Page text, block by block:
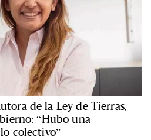
de la Ley de Tierras,
“Hubo una
colectivo”